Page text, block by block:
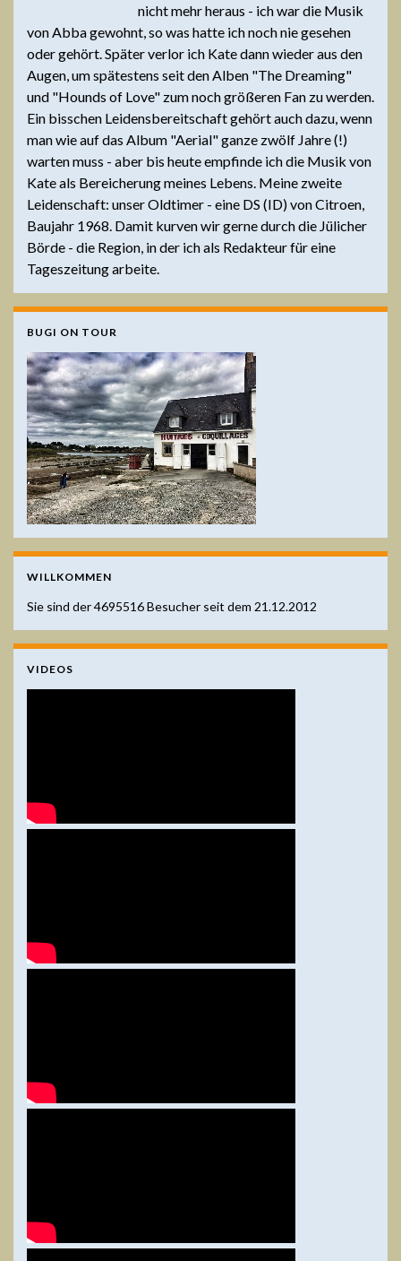
nicht mehr heraus - ich war die Musik
von Abba gewohnt, so was hatte ich noch nie gesehen
oder gehört. Später verlor ich Kate dann wieder aus den
Augen, um spätestens seit den Alben "The Dreaming"
und "Hounds of Love" zum noch größeren Fan zu werden.
Ein bisschen Leidensbereitschaft gehört auch dazu, wenn
man wie auf das Album "Aerial" ganze zwölf Jahre (!)
warten muss - aber bis heute empfinde ich die Musik von
Kate als Bereicherung meines Lebens. Meine zweite
Leidenschaft: unser Oldtimer - eine DS (ID) von Citroen,
Baujahr 1968. Damit kurven wir gerne durch die Jülicher
Börde - die Region, in der ich als Redakteur für eine
Tageszeitung arbeite.
BUGI ON TOUR
WILLKOMMEN
Sie sind der4695516Besucher seit dem 21.12.2012
VIDEOS